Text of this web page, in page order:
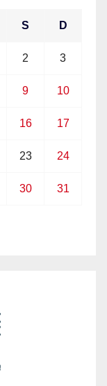
S D
2 3
9 10
16 17
23 24
30 31